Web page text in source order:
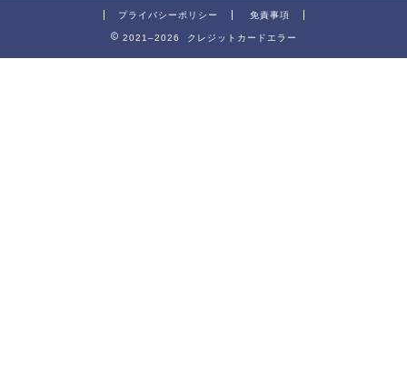
プライバシーポリシー 免責事項
2021–2026 クレジットカードエラー